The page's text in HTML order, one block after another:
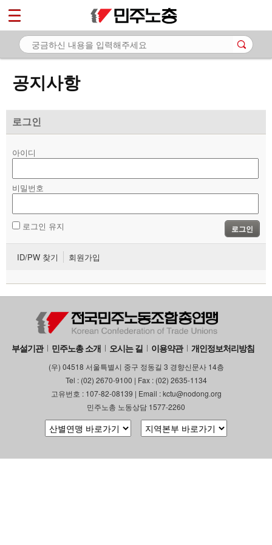
공지사항
로그인
아이디
비밀번호
로그인 유지 로그인
ID/PW 찾기 회원가입
부설기관 민주노총 소개 오시는 길 이용약관 개인정보처리방침
(우) 04518 서울특별시 중구 정동길 3 경향신문사 14층
Tel : (02) 2670-9100 | Fax : (02) 2635-1134
고유번호 : 107-82-08139 | Email : kctu@nodong.org
민주노총 노동상담 1577-2260
마이페이지
소개
- 공지사항
- 성명·보도
자료
부설기관
업무